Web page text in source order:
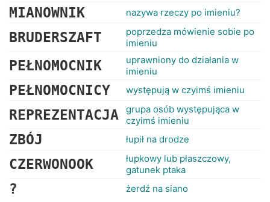
MIANOWNIK nazywa rzeczy po imieniu?
BRUDERSZAFT
poprzedza mówienie sobie po
imieniu
PEŁNOMOCNIK
uprawniony do działania w
imieniu
PEŁNOMOCNICY występują w czyimś imieniu
REPREZENTACJA
grupa osób występująca w
czyimś imieniu
ZBÓJ łupił na drodze
CZERWONOOK
łupkowy lub płaszczowy,
gatunek ptaka
? żerdź na siano